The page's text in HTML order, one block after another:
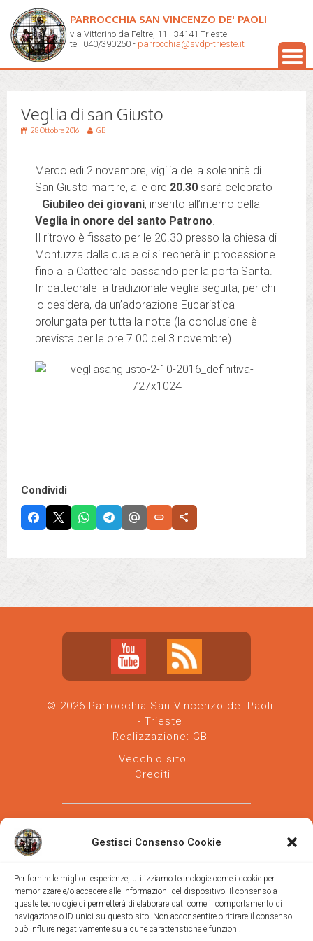
Gestisci Consenso Cookie
Per fornire le migliori esperienze, utilizziamo tecnologie come i cookie per
memorizzare e/o accedere alle informazioni del dispositivo. Il consenso a
queste tecnologie ci permetterà di elaborare dati come il comportamento di
navigazione o ID unici su questo sito. Non acconsentire o ritirare il consenso
può influire negativamente su alcune caratteristiche e funzioni.
PARROCCHIA SAN VINCENZO DE' PAOLI
via Vittorino da Feltre, 11 - 34141 Trieste
tel. 040/390250 - parrocchia@svdp-trieste.it
Veglia di san Giusto
28 Ottobre 2016 GB
Mercoledì 2 novembre, vigilia della solennità di
San Giusto martire, alle ore 20.30 sarà celebrato
il Giubileo dei giovani, inserito all’interno della
Veglia in onore del santo Patrono.
Il ritrovo è fissato per le 20.30 presso la chiesa di
Montuzza dalla quale ci si recherà in processione
fino alla Cattedrale passando per la porta Santa.
In cattedrale la tradizionale veglia seguita, per chi
lo desidera, da un’adorazione Eucaristica
prolungata per tutta la notte (la conclusione è
prevista per le ore 7.00 del 3 novembre).
Condividi
link share
© 2026 Parrocchia San Vincenzo de' Paoli
- Trieste
Realizzazione: GB
Vecchio sito
Crediti
Parrocchia san Vincenzo de' Paoli-Diocesi
di Trieste
via Vittorino da Feltre, 11 (chiesa)